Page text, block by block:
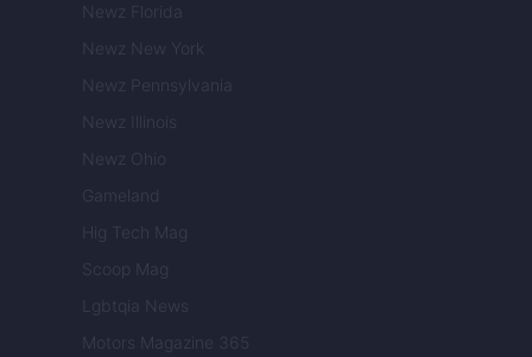
Newz Florida
Newz New York
Newz Pennsylvania
Newz Illinois
Newz Ohio
Gameland
Hig Tech Mag
Scoop Mag
Lgbtqia News
Motors Magazine 365